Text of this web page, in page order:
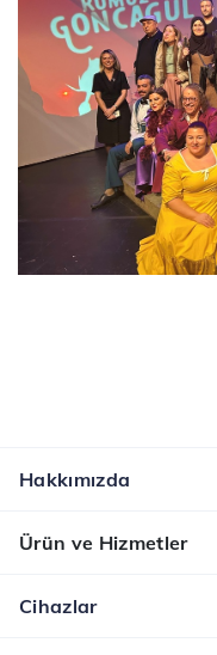
Hakkımızda
Ürün ve Hizmetler
Cihazlar